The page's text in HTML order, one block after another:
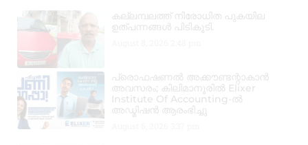
കല്ലമ്പലത്ത് നിരോധിത പുകയില
ഉത്പന്നങ്ങൾ പിടികൂടി.
പ്രൊഫഷണൽ അക്കൗണ്ടന്റാകാൻ
അവസരം; കിലിമാനൂരിൽ Elixer
Institute Of Accounting-ൽ
അഡ്മിഷൻ ആരംഭിച്ചു